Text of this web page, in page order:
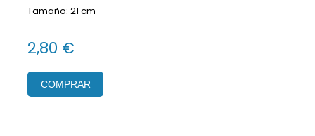
Tamaño: 21 cm
2,80 €
COMPRAR